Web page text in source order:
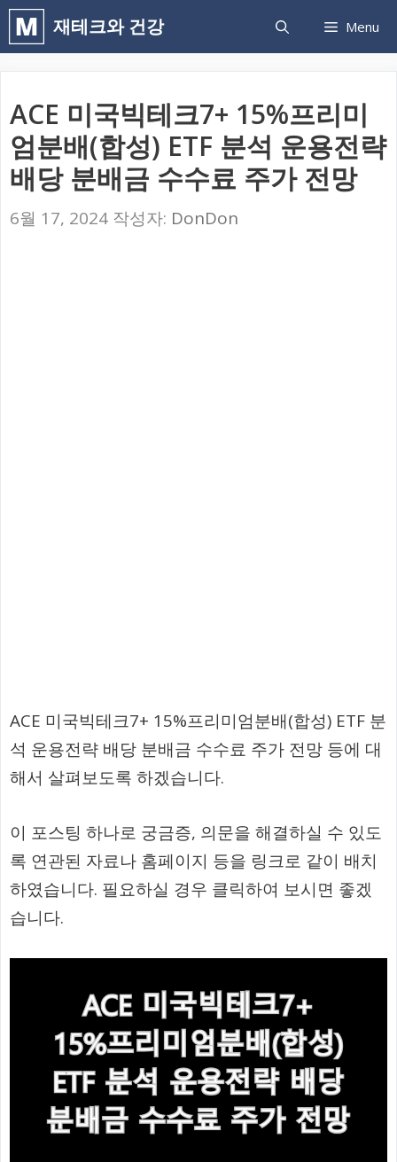
컨
텐
건
너
뛰
기
재테크와 건강 Menu
ACE 미국빅테크7+ 15%프리미
엄분배(합성) ETF 분석 운용전략
배당 분배금 수수료 주가 전망
6월 17, 2024 작성자: DonDon
ACE 미국빅테크7+ 15%프리미엄분배(합성) ETF 분
석 운용전략 배당 분배금 수수료 주가 전망 등에 대
해서 살펴보도록 하겠습니다.
이 포스팅 하나로 궁금증, 의문을 해결하실 수 있도
록 연관된 자료나 홈페이지 등을 링크로 같이 배치
하였습니다. 필요하실 경우 클릭하여 보시면 좋겠
습니다.